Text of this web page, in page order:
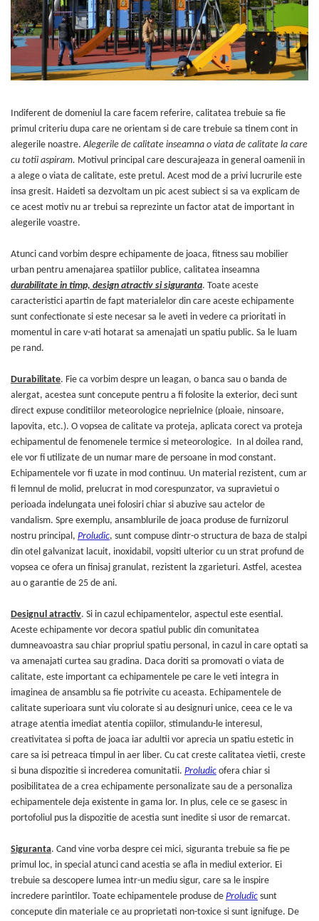
Jocuri cu nisip
Echipamente de catarat
Trasee echilibristica
Echipamente tematice
Echipament muzical
Animale din cauciuc
SPORT SI FITNESS
Skateboarding
Baschet
Fotbal si Handbal
Ciclism
Street Workout
Terenuri Multisport
Trasee Ninja
Echipamente fitness
Mese de jocuri
Garduri/Imprejmuiri
Cosuri de gunoi
Panouri pentru informare/Marcaje
Foisoare si pergole
Rastel Biciclete
Banci
Indiferent de domeniul la care facem referire, calitatea trebuie sa fie
primul criteriu dupa care ne orientam si de care trebuie sa tinem cont in
alegerile noastre.Alegerile de calitate inseamna o viata de calitate la care
cu totii aspiram. Motivul principal care descurajeaza in general oamenii in
a alege o viata de calitate, este pretul. Acest mod de a privi lucrurile este
insa gresit. Haideti sa dezvoltam un pic acest subiect si sa va explicam de
ce acest motiv nu ar trebui sa reprezinte un factor atat de important in
alegerile voastre.
Atunci cand vorbim despre echipamente de joaca, fitness sau mobilier
urban pentru amenajarea spatiilor publice, calitatea inseamna
durabilitate in timp, design atractiv si siguranta. Toate aceste
caracteristici apartin de fapt materialelor din care aceste echipamente
sunt confectionate si este necesar sa le aveti in vedere ca prioritati in
momentul in care v-ati hotarat sa amenajati un spatiu public. Sa le luam
pe rand.
Durabilitate. Fie ca vorbim despre un leagan, o banca sau o banda de
alergat, acestea sunt concepute pentru a fi folosite la exterior, deci sunt
direct expuse conditiilor meteorologice neprielnice (ploaie, ninsoare,
lapovita, etc.). O vopsea de calitate va proteja, aplicata corect va proteja
echipamentul de fenomenele termice si meteorologice. In al doilea rand,
ele vor fi utilizate de un numar mare de persoane in mod constant.
Echipamentele vor fi uzate in mod continuu. Un material rezistent, cum ar
fi lemnul de molid, prelucrat in mod corespunzator, va supravietui o
perioada indelungata unei folosiri chiar si abuzive sau actelor de
vandalism. Spre exemplu, ansamblurile de joaca produse de furnizorul
nostru principal, Proludic, sunt compuse dintr-o structura de baza de stalpi
din otel galvanizat lacuit, inoxidabil, vopsiti ulterior cu un strat profund de
vopsea ce ofera un finisaj granulat, rezistent la zgarieturi. Astfel, acestea
au o garantie de 25 de ani.
Designul atractiv. Si in cazul echipamentelor, aspectul este esential.
Aceste echipamente vor decora spatiul public din comunitatea
dumneavoastra sau chiar propriul spatiu personal, in cazul in care optati sa
va amenajati curtea sau gradina. Daca doriti sa promovati o viata de
calitate, este important ca echipamentele pe care le veti integra in
imaginea de ansamblu sa fie potrivite cu aceasta. Echipamentele de
calitate superioara sunt viu colorate si au designuri unice, ceea ce le va
atrage atentia imediat atentia copiilor, stimulandu-le interesul,
creativitatea si pofta de joaca iar adultii vor aprecia un spatiu estetic in
care sa isi petreaca timpul in aer liber. Cu cat creste calitatea vietii, creste
si buna dispozitie si increderea comunitatii. Proludic ofera chiar si
posibilitatea de a crea echipamente personalizate sau de a personaliza
echipamentele deja existente in gama lor. In plus, cele ce se gasesc in
portofoliul pus la dispozitie de acestia sunt inedite si usor de remarcat.
Siguranta. Cand vine vorba despre cei mici, siguranta trebuie sa fie pe
primul loc, in special atunci cand acestia se afla in mediul exterior. Ei
trebuie sa descopere lumea intr-un mediu sigur, care sa le inspire
incredere parintilor. Toate echipamentele produse de Proludic sunt
concepute din materiale ce au proprietati non-toxice si sunt ignifuge. De